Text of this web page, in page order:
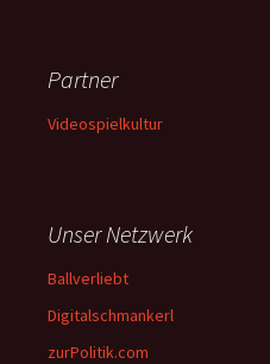
Partner
Videospielkultur
Unser Netzwerk
Ballverliebt
Digitalschmankerl
zurPolitik.com